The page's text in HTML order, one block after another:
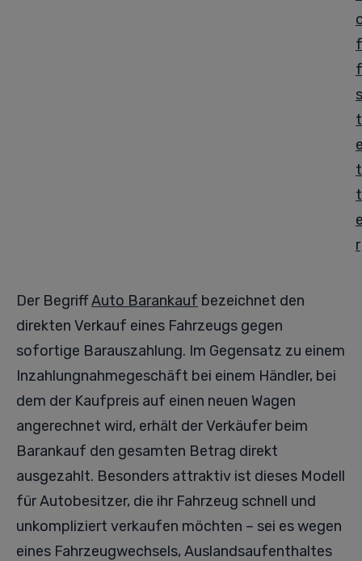
f
f
s
t
t
t
r
Der BegriffAuto Barankauf bezeichnet den
direkten Verkauf eines Fahrzeugs gegen
sofortige Barauszahlung. Im Gegensatz zu einem
Inzahlungnahmegeschäft bei einem Händler, bei
dem der Kaufpreis auf einen neuen Wagen
angerechnet wird, erhält der Verkäufer beim
Barankauf den gesamten Betrag direkt
ausgezahlt. Besonders attraktiv ist dieses Modell
für Autobesitzer, die ihr Fahrzeug schnell und
unkompliziert verkaufen möchten – sei es wegen
eines Fahrzeugwechsels, Auslandsaufenthaltes